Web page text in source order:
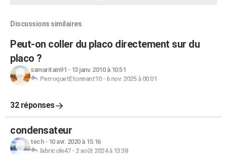
Discussions similaires
Peut-on coller du placo directement sur du
placo ?
samaritain91 - 13 janv. 2010 à 10:51
PerroquetEtonnant10- 6 nov. 2025 à 00:01
32 réponses
condensateur
tech- 10 avr. 2020 à 15:16
labricole47- 2 août 2024 à 13:38